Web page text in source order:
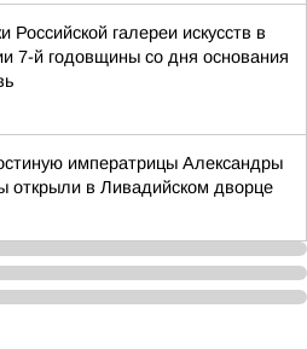
Российской галереи искусств в
7-й годовщины со дня основания
императрицы Александры
открыли в Ливадийском дворце